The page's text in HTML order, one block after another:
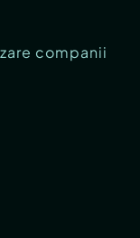
companii